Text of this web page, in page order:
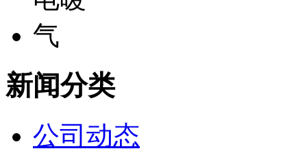
新闻分类
公司动态